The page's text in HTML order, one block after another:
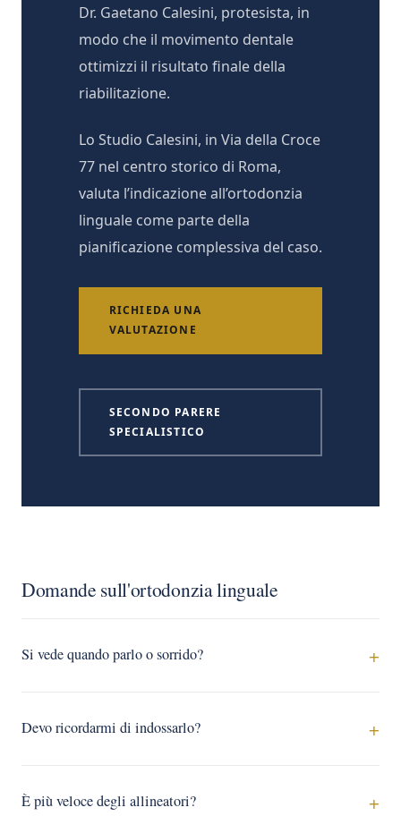
Dr. Gaetano Calesini, protesista, in
modo che il movimento dentale
ottimizzi il risultato finale della
riabilitazione.
Lo Studio Calesini, in Via della Croce
77 nel centro storico di Roma,
valuta l’indicazione all’ortodonzia
linguale come parte della
pianificazione complessiva del caso.
RICHIEDA UNA
VALUTAZIONE
SECONDO PARERE
SPECIALISTICO
Domande sull'ortodonzia linguale
Si vede quando parlo o sorrido?
Devo ricordarmi di indossarlo?
È più veloce degli allineatori?